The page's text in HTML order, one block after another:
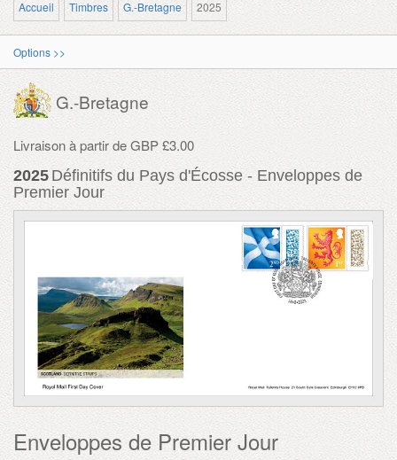
Accueil Timbres G.-Bretagne 2025
Options >>
G.-Bretagne
Livraison à partir de GBP £3.00
2025 Définitifs du Pays d'Écosse - Enveloppes de
Premier Jour
Enveloppes de Premier Jour